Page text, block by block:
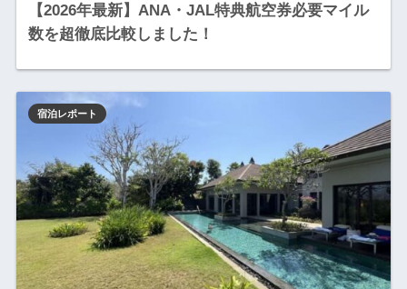
【2026年最新】ANA・JAL特典航空券必要マイル
数を超徹底比較しました！
宿泊レポート